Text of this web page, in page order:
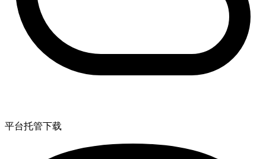
平台托管下载